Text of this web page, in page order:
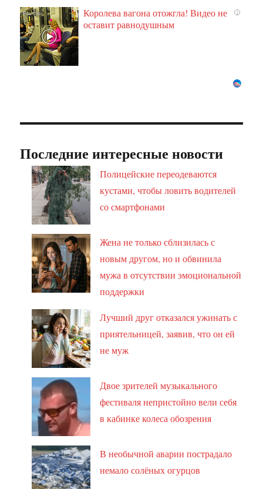
i
Королева вагона отожгла! Видео не
оставит равнодушным
Последние интересные новости
Полицейские переодеваются
кустами, чтобы ловить водителей
со смартфонами
Жена не только сблизилась с
новым другом, но и обвинила
мужа в отсутствии эмоциональной
поддержки
Лучший друг отказался ужинать с
приятельницей, заявив, что он ей
не муж
Двое зрителей музыкального
фестиваля непристойно вели себя
в кабинке колеса обозрения
В необычной аварии пострадало
немало солёных огурцов